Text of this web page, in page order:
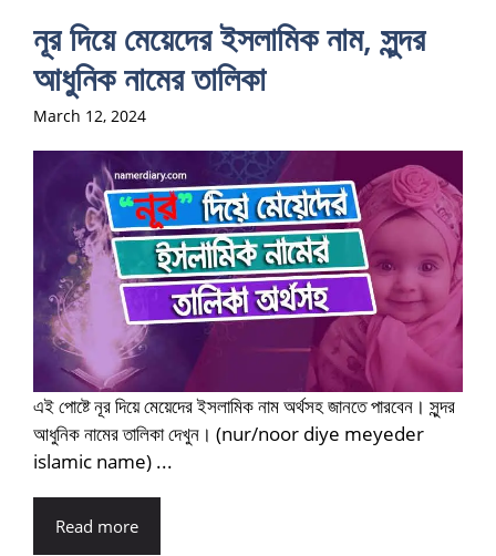
নূর দিয়ে মেয়েদের ইসলামিক নাম, সুন্দর
আধুনিক নামের তালিকা
March 12, 2024
এই পোষ্টে নূর দিয়ে মেয়েদের ইসলামিক নাম অর্থসহ জানতে পারবেন। সুন্দর
আধুনিক নামের তালিকা দেখুন। (nur/noor diye meyeder
islamic name) ...
Read more